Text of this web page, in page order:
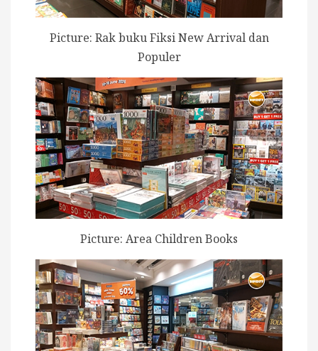
Picture: Rak buku Fiksi New Arrival dan
Populer
Picture: Area Children Books